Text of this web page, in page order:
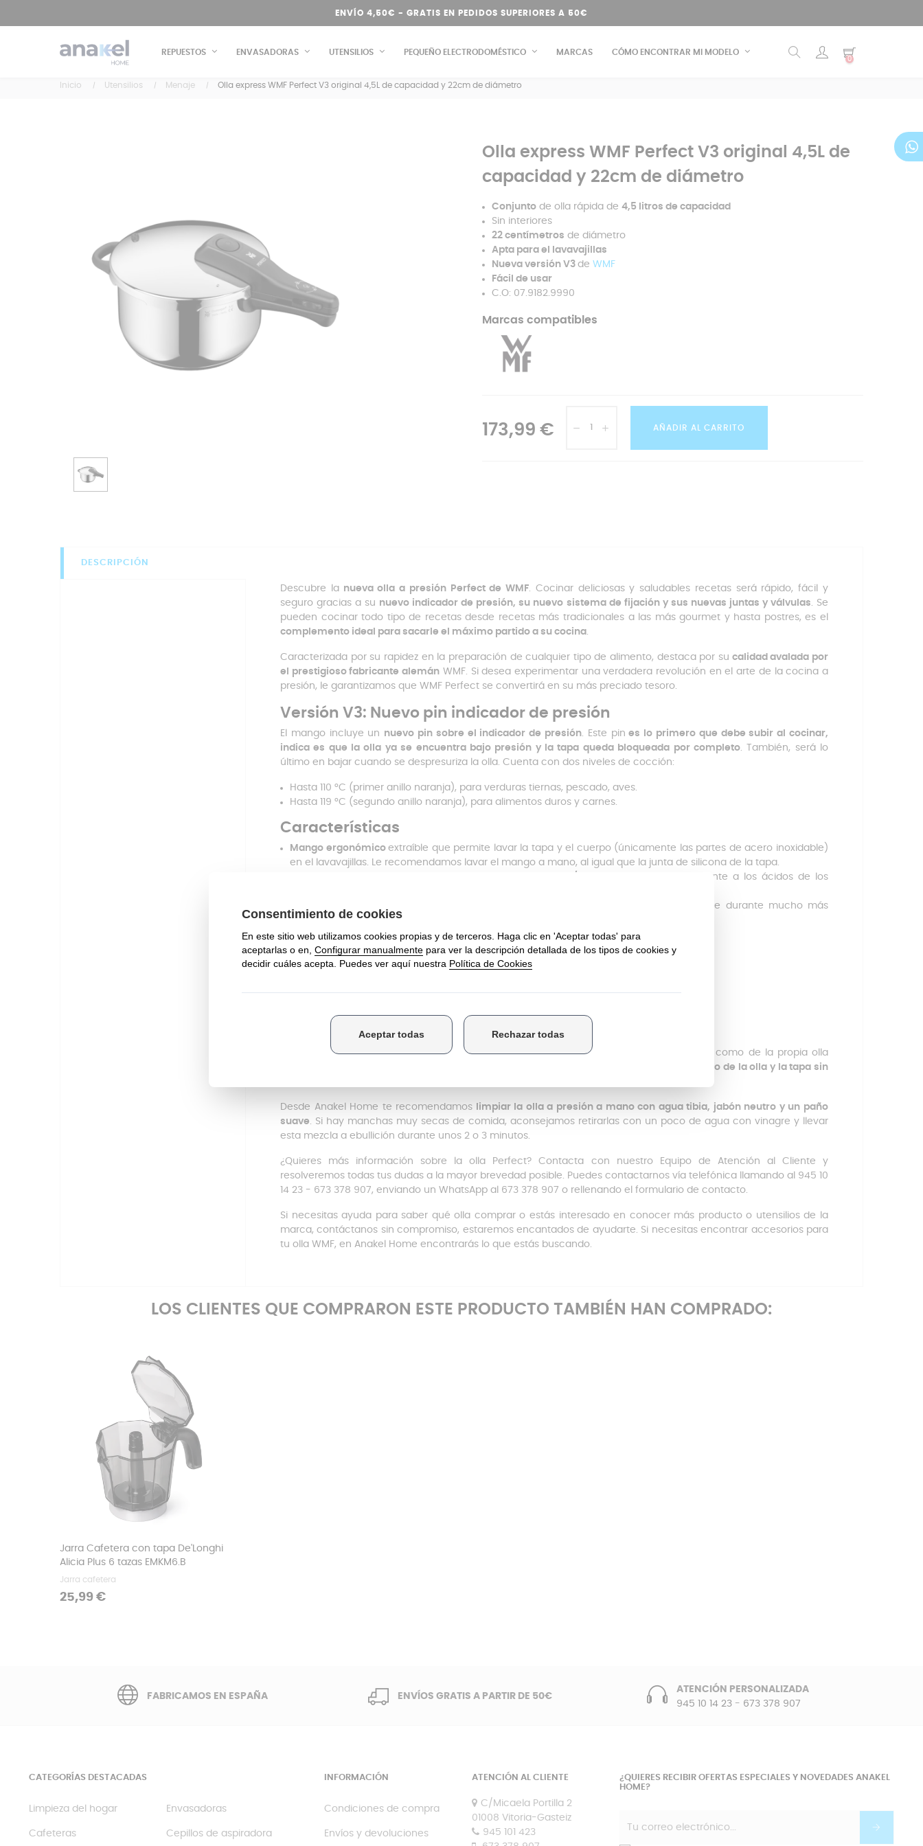
ENVÍO 4,50€ - GRATIS EN PEDIDOS SUPERIORES A 50€
REPUESTOS ENVASADORAS UTENSILIOS PEQUEÑO ELECTRODOMÉSTICO MARCAS CÓMO ENCONTRAR MI MODELO
0
Inicio Utensilios Menaje Olla express WMF Perfect V3 original 4,5L de capacidad y 22cm de diámetro
Olla express WMF Perfect V3 original 4,5L de
capacidad y 22cm de diámetro
Conjuntode olla rápida de 4,5 litros de capacidad
Sin interiores
22 centímetros de diámetro
Apta para el lavavajillas
Nueva versión V3 de WMF
Fácil de usar
C.O: 07.9182.9990
Marcas compatibles
173,99 € AÑADIR AL CARRITO
DESCRIPCIÓN
Descubre lanueva olla a presión Perfect de WMF. Cocinar deliciosas y saludables recetas será rápido, fácil y
seguro gracias a su nuevo indicador de presión, su nuevo sistema de fijación y sus nuevas juntas y válvulas. Se
pueden cocinar todo tipo de recetas desde recetas más tradicionales a las más gourmet y hasta postres, es el
complemento ideal para sacarle el máximo partido a su cocina.
Caracterizada por su rapidez en la preparación de cualquier tipo de alimento, destaca por su calidad avalada por
el prestigioso fabricante alemán WMF. Si desea experimentar una verdadera revolución en el arte de la cocina a
presión, le garantizamos que WMF Perfect se convertirá en su más preciado tesoro.
Versión V3: Nuevo pin indicador de presión
El mango incluye un nuevo pin sobre el indicador de presión. Este pin es lo primero que debe subir al cocinar,
indica es que la olla ya se encuentra bajo presión y la tapa queda bloqueada por completo. También, será lo
último en bajar cuando se despresuriza la olla. Cuenta con dos niveles de cocción:
Hasta 110 °C (primer anillo naranja), para verduras tiernas, pescado, aves.
Hasta 119 °C (segundo anillo naranja), para alimentos duros y carnes.
Características
Mango ergonómicoextraíble que permite lavar la tapa y el cuerpo (únicamente las partes de acero inoxidable)
en el lavavajillas. Le recomendamos lavar el mango a mano, al igual que la junta de silicona de la tapa.
fácil de limpiar y resistente a los ácidos de los
que distribuye el calor por toda la base y lo mantiene durante mucho más
tiempo.Apta para todo tipo de cocinas -incluido inducción-
Capacidad:4,5 litros
22 centímetros de diámetro
Altura sin tapa: 13,5 cm
Nueva versión V3 original de WMF
¿Cómo limpiar la olla express WMF?
mango es extraíblelo que permite una limpieza profunda y fácil tanto del accesorio como de la propia olla
el cuerpo de la olla y la tapa sin
Desde Anakel Home te recomendamos limpiar la olla a presión a mano con agua tibia, jabón neutro y un paño
suave. Si hay manchas muy secas de comida, aconsejamos retirarlas con un poco de agua con vinagre y llevar
esta mezcla a ebullición durante unos 2 o 3 minutos.
¿Quieres más información sobre la olla Perfect? Contacta con nuestro Equipo de Atención al Cliente y
resolveremos todas tus dudas a la mayor brevedad posible. Puedes contactarnos vía telefónica llamando al 945 10
14 23 - 673 378 907, enviando un WhatsApp al 673 378 907 o rellenando el formulario de contacto.
Si necesitas ayuda para saber qué olla comprar o estás interesado en conocer más producto o utensilios de la
marca, contáctanos sin compromiso, estaremos encantados de ayudarte. Si necesitas encontrar accesorios para
tu olla WMF, en Anakel Home encontrarás lo que estás buscando.
LOS CLIENTES QUE COMPRARON ESTE PRODUCTO TAMBIÉN HAN COMPRADO:
Jarra Cafetera con tapa De'Longhi
Alicia Plus 6 tazas EMKM6.B
Jarra cafetera
Precio
25,99 €
FABRICAMOS EN ESPAÑA ENVÍOS GRATIS A PARTIR DE 50€
ATENCIÓN PERSONALIZADA
945 10 14 23 - 673 378 907
CATEGORÍAS DESTACADAS
Limpieza del hogar Envasadoras
Cafeteras Cepillos de aspiradora
INFORMACIÓN
Condiciones de compra
Envíos y devoluciones
ATENCIÓN AL CLIENTE
C/Micaela Portilla 2
01008 Vitoria-Gasteiz
945 101 423
¿QUIERES RECIBIR OFERTAS ESPECIALES Y NOVEDADES ANAKEL
HOME?